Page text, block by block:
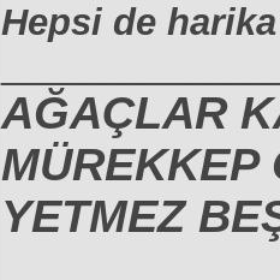
Hepsi de
AĞAÇLAR
MÜREKKEP
YETMEZ